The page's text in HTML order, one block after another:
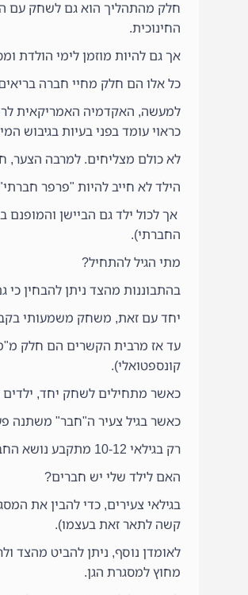
חלק מהתהליך הוא גם לשחק עם
החינוכית.
אך גם להיות מוזמן לימי הולדת
כל אלו הם חלק מחיי חברה
למעשה, האקדמיה האמריקאית
כראוי עומד בפני בעיות בגיבוש
לא כולם מצליחים. למרבה הצער,
הילד לא חייב להיות "פרפר
אך לכול ילד גם הביישן והמופנם
החברתי).
מתי הגיל להתחיל?
בהתבוננות מהצד ניתן להבחין
יחד עם זאת, משחק משמעותי
עד אז מרבית הקשרים הם חלק
קונספטואלי).
כאשר מתחילים לשחק יחד, ילדים
כאשר בגיל צעיר ה"חבר" משתנה
רק בגילאי 10-12 מתקבע נושא החברות בצורה משמעותית יותר.
האם לילד שלי יש חברים?
בגילאי צעירים, כדי להבין את
קשה לתאר זאת בעצמו).
לאומדן נוסף, ניתן להביט מהצד
מחוץ למסגרת הגן.